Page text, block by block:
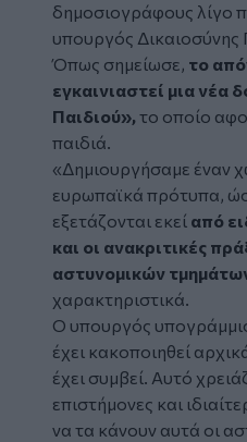
δημοσιογράφους λίγο
υπουργός
Όπως σημείωσε, το
εγκαινιαστεί μια νέα
Παιδιού»,το οποίο
παιδιά.
«Δημιουργήσαμε έναν
ευρωπαϊκά πρότυπα,
εξετάζονται εκεί από
και οι ανακριτικές
αστυνομικών
χαρακτηριστικά.
Ο υπουργός
έχει κακοποιηθεί
έχει συμβεί. Αυτό
επιστήμονες και
να τα κάνουν αυτά οι